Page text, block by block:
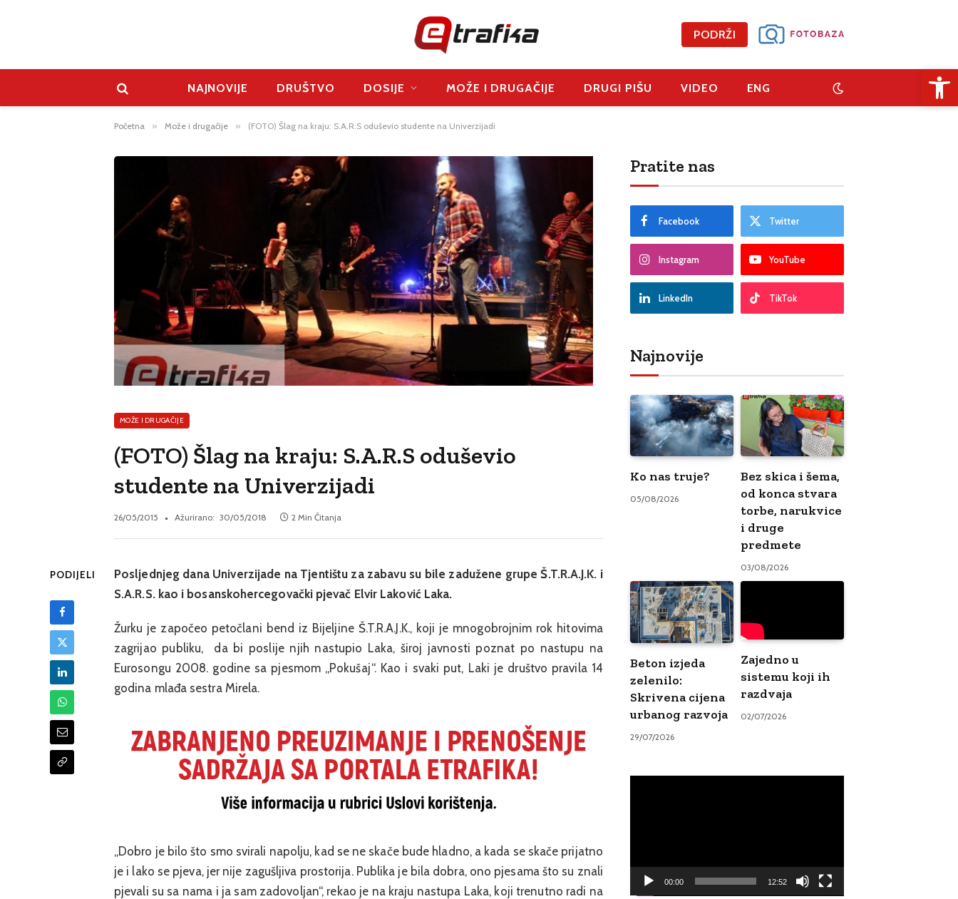
PODRŽI
NAJNOVIJE DRUŠTVO DOSIJE MOŽE I DRUGAČIJE DRUGI PIŠU VIDEO ENG
Početna » Može i drugačije » (FOTO) Šlag na kraju: S.A.R.S oduševio studente na Univerzijadi
MOŽE I DRUGAČIJE
(FOTO) Šlag na kraju: S.A.R.S oduševio
studente na Univerzijadi
26/05/2015 Ažurirano: 30/05/2018 2 Min Čitanja
PODIJELI
Posljednjeg dana Univerzijade na Tjentištu za zabavu su bile zadužene grupe Š.T.R.A.J.K. i
S.A.R.S. kao i bosanskohercegovački pjevač Elvir Laković Laka.
Žurku je započeo petočlani bend iz Bijeljine Š.T.R.A.J.K., koji je mnogobrojnim rok hitovima
zagrijao publiku, da bi poslije njih nastupio Laka, široj javnosti poznat po nastupu na
Eurosongu 2008. godine sa pjesmom „Pokušaj“. Kao i svaki put, Laki je društvo pravila 14
godina mlađa sestra Mirela.
„Dobro je bilo što smo svirali napolju, kad se ne skače bude hladno, a kada se skače prijatno
je i lako se pjeva, jer nije zagušljiva prostorija. Publika je bila dobra, ono pjesama što su znali
pjevali su sa nama i ja sam zadovoljan“, rekao je na kraju nastupa Laka, koji trenutno radi na
Pratite nas
Facebook Twitter
Instagram YouTube
LinkedIn TikTok
Najnovije
Ko nas truje?
05/08/2026
Bez skica i šema,
od konca stvara
torbe, narukvice
i druge
predmete
03/08/2026
Beton izjeda
zelenilo:
Skrivena cijena
urbanog razvoja
29/07/2026
Zajedno u
sistemu koji ih
razdvaja
02/07/2026
00:00 12:52